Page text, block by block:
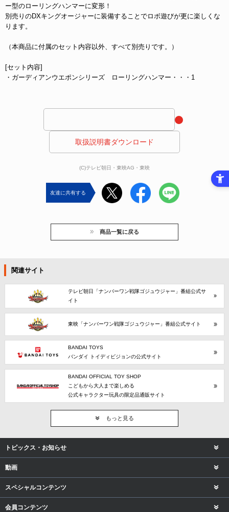
ー型のローリングハンマーに変形！
別売りのDXキングオージャーに装備することでロボ遊びが更に楽しくな
ります。
（本商品に付属のセット内容以外、すべて別売りです。）
[セット内容]
・ガーディアンウエポンシリーズ ローリングハンマー・・・1
取扱説明書ダウンロード
(C)テレビ朝日・東映AG・東映
友達に共有する
商品一覧に戻る
関連サイト
テレビ朝日「ナンバーワン戦隊ゴジュウジャー」番組公式サ
イト
東映「ナンバーワン戦隊ゴジュウジャー」番組公式サイト
BANDAI TOYS
バンダイ トイディビジョンの公式サイト
BANDAI OFFICIAL TOY SHOP
こどもから大人まで楽しめる
公式キャラクター玩具の限定品通販サイト
もっと見る
トピックス・お知らせ
動画
スペシャルコンテンツ
会員コンテンツ